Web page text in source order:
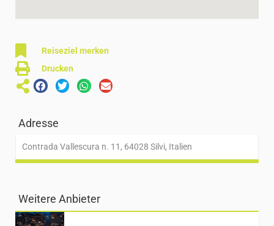
Reiseziel merken
Drucken
Adresse
Contrada Vallescura n. 11, 64028 Silvi, Italien
Weitere Anbieter